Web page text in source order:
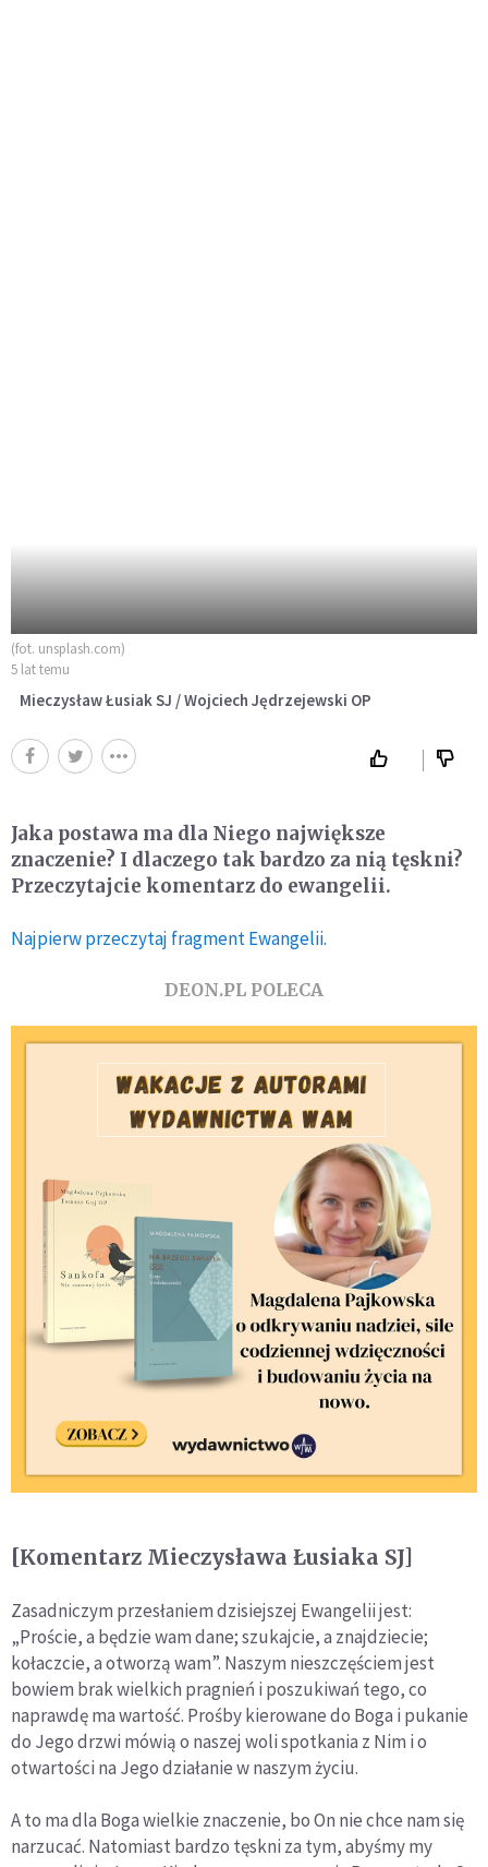
(fot. unsplash.com)
5 lat temu
Mieczysław Łusiak SJ / Wojciech Jędrzejewski OP
Jaka postawa ma dla Niego największe
znaczenie? I dlaczego tak bardzo za nią tęskni?
Przeczytajcie komentarz do ewangelii.
Najpierw przeczytaj fragment Ewangelii.
DEON.PL POLECA
[Komentarz Mieczysława Łusiaka SJ]
Zasadniczym przesłaniem dzisiejszej Ewangelii jest:
„Proście, a będzie wam dane; szukajcie, a znajdziecie;
kołaczcie, a otworzą wam”. Naszym nieszczęściem jest
bowiem brak wielkich pragnień i poszukiwań tego, co
naprawdę ma wartość. Prośby kierowane do Boga i pukanie
do Jego drzwi mówią o naszej woli spotkania z Nim i o
otwartości na Jego działanie w naszym życiu.
A to ma dla Boga wielkie znaczenie, bo On nie chce nam się
narzucać. Natomiast bardzo tęskni za tym, abyśmy my